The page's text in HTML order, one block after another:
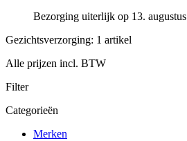
Bezorging uiterlijk op 13. augustus
Gezichtsverzorging: 1 artikel
Alle prijzen incl. BTW
Filter
Categorieën
Merken